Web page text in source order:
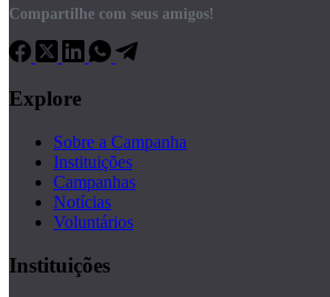
Compartilhe com seus amigos!
Explore
Sobre a Campanha
Instituições
Campanhas
Notícias
Voluntários
Instituições